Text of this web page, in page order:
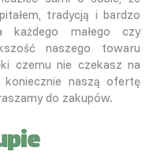
tradycją i bardzo
każdego małego czy
naszego towaru
czemu nie czekasz na
koniecznie naszą ofertę
do zakupów.